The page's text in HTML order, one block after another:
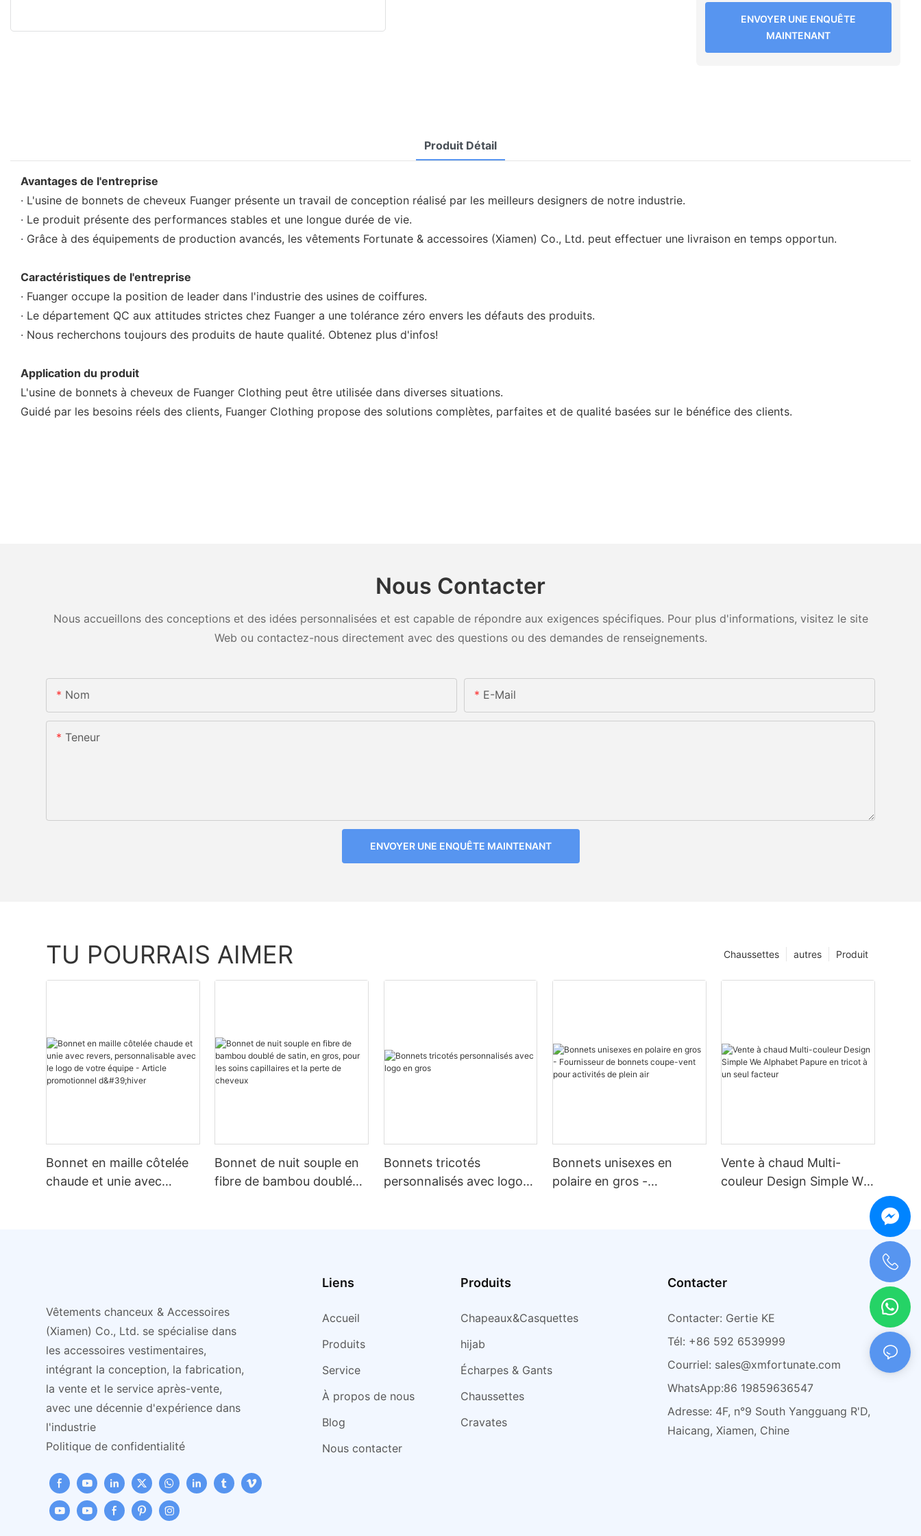
ENVOYER UNE ENQUÊTE
MAINTENANT
Produit Détail
Avantages de l'entreprise
· L'usine de bonnets de cheveux Fuanger présente un travail de conception réalisé par les meilleurs designers de notre industrie.
· Le produit présente des performances stables et une longue durée de vie.
· Grâce à des équipements de production avancés, les vêtements Fortunate & accessoires (Xiamen) Co., Ltd. peut effectuer une livraison en temps opportun.
Caractéristiques de l'entreprise
· Fuanger occupe la position de leader dans l'industrie des usines de coiffures.
· Le département QC aux attitudes strictes chez Fuanger a une tolérance zéro envers les défauts des produits.
· Nous recherchons toujours des produits de haute qualité. Obtenez plus d'infos!
Application du produit
L'usine de bonnets à cheveux de Fuanger Clothing peut être utilisée dans diverses situations.
Guidé par les besoins réels des clients, Fuanger Clothing propose des solutions complètes, parfaites et de qualité basées sur le bénéfice des clients.
Nous Contacter
Nous accueillons des conceptions et des idées personnalisées et est capable de répondre aux exigences spécifiques. Pour plus d'informations, visitez le site
Web ou contactez-nous directement avec des questions ou des demandes de renseignements.
Nom E-Mail
Teneur
ENVOYER UNE ENQUÊTE MAINTENANT
TU POURRAIS AIMER Produit
autres
Chaussettes
Bonnet en maille côtelée
chaude et unie avec
Bonnet de nuit souple en
fibre de bambou doublé
Bonnets tricotés
personnalisés avec logo
Bonnets unisexes en
polaire en gros -
Vente à chaud Multi-
couleur Design Simple We
Vêtements chanceux & Accessoires
(Xiamen) Co., Ltd. se spécialise dans
les accessoires vestimentaires,
intégrant la conception, la fabrication,
la vente et le service après-vente,
avec une décennie d'expérience dans
l'industrie
Politique de confidentialité
Liens
Accueil
Produits
Service
À propos de nous
Blog
Nous contacter
Produits
Chapeaux&Casquettes
hijab
Écharpes & Gants
Chaussettes
Cravates
Contacter
Contacter: Gertie KE
Tél: +86 592 6539999
Courriel: sales@xmfortunate.com
WhatsApp:86 19859636547
Adresse: 4F, n°9 South Yangguang R'D,
Haicang, Xiamen, Chine